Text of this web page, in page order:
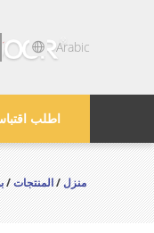
Arabic
اطلب
منزل/المنتجات/